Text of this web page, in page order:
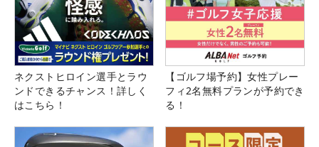
ネクストヒロイン選手とラウ
ンドできるチャンス！詳しく
はこちら！
【ゴルフ場予約】女性プレー
フィ2名無料プランが予約でき
る！